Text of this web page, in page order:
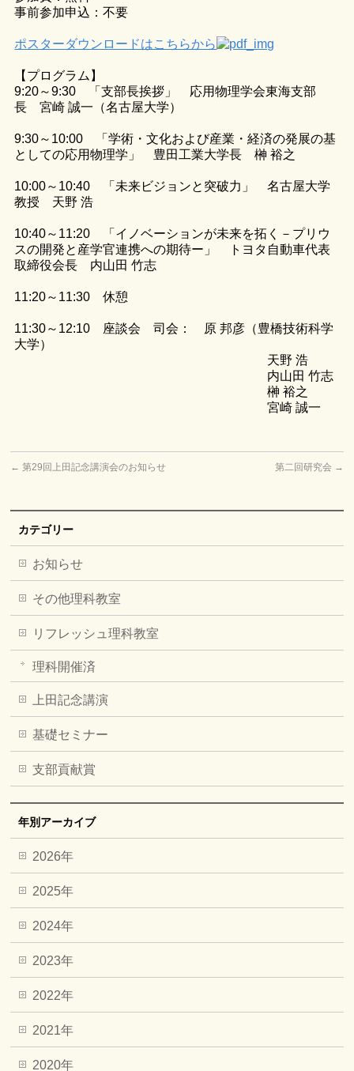
事前参加申込：不要
ポスターダウンロードはこちらから
【プログラム】
9:20～9:30 「支部長挨拶」 応用物理学会東海支部
長 宮崎 誠一（名古屋大学）
9:30～10:00 「学術・文化および産業・経済の発展の基
としての応用物理学」 豊田工業大学長 榊 裕之
10:00～10:40 「未来ビジョンと突破力」 名古屋大学
教授 天野 浩
10:40～11:20 「イノベーションが未来を拓く－プリウ
スの開発と産学官連携への期待ー」 トヨタ自動車代表
取締役会長 内山田 竹志
11:20～11:30 休憩
11:30～12:10 座談会 司会： 原 邦彦（豊橋技術科学
大学）
天野 浩
内山田 竹志
榊 裕之
宮崎 誠一
← 第29回上田記念講演会のお知らせ 第二回研究会 →
カテゴリー
お知らせ
その他理科教室
リフレッシュ理科教室
理科開催済
上田記念講演
基礎セミナー
支部貢献賞
年別アーカイブ
2026年
2025年
2024年
2023年
2022年
2021年
2020年